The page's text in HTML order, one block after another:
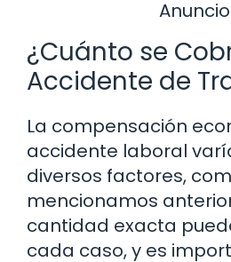
¿Cuánto se
Accidente de
La compensación
accidente laboral
diversos factores,
mencionamos
cantidad exacta
cada caso, y es